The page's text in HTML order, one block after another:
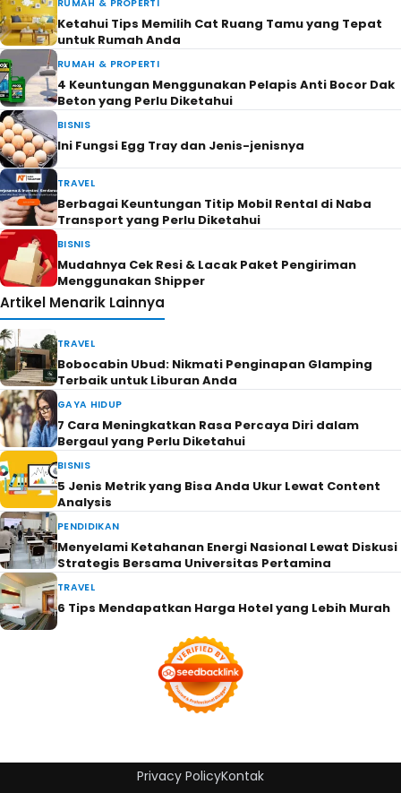
RUMAH & PROPERTI
Ketahui Tips Memilih Cat Ruang Tamu yang Tepat
untuk Rumah Anda
RUMAH & PROPERTI
4 Keuntungan Menggunakan Pelapis Anti Bocor Dak
Beton yang Perlu Diketahui
BISNIS
Ini Fungsi Egg Tray dan Jenis-jenisnya
TRAVEL
Berbagai Keuntungan Titip Mobil Rental di Naba
Transport yang Perlu Diketahui
BISNIS
Mudahnya Cek Resi & Lacak Paket Pengiriman
Menggunakan Shipper
Artikel Menarik Lainnya
TRAVEL
Bobocabin Ubud: Nikmati Penginapan Glamping
Terbaik untuk Liburan Anda
GAYA HIDUP
7 Cara Meningkatkan Rasa Percaya Diri dalam
Bergaul yang Perlu Diketahui
BISNIS
5 Jenis Metrik yang Bisa Anda Ukur Lewat Content
Analysis
PENDIDIKAN
Menyelami Ketahanan Energi Nasional Lewat Diskusi
Strategis Bersama Universitas Pertamina
TRAVEL
6 Tips Mendapatkan Harga Hotel yang Lebih Murah
Privacy PolicyKontak